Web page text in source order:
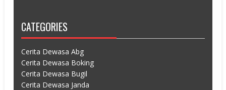
CATEGORIES
Cerita Dewasa Abg
Cerita Dewasa Boking
Cerita Dewasa Bugil
Cerita Dewasa Janda